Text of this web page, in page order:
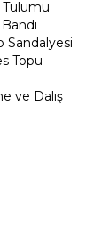
Sandalyesi
Topu
ve Dalış